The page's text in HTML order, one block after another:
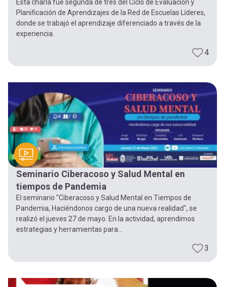
Esta charla fue segunda de tres del Ciclo de Evaluación y
Planificación de Aprendizajes de la Red de Escuelas Líderes,
donde se trabajó el aprendizaje diferenciado a través de la
experiencia.
4
Seminario Ciberacoso y Salud Mental en
tiempos de Pandemia
El seminario "Ciberacoso y Salud Mental en Tiempos de
Pandemia, Haciéndonos cargo de una nueva realidad", se
realizó el jueves 27 de mayo. En la actividad, aprendimos
estrategias y herramientas para...
3